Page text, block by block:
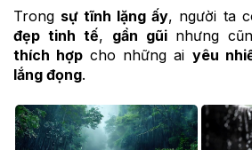
Trong sự tĩnh lặng ấy, người ta
đẹp tinh tế, gần gũinhưng
thích hợp cho những ai yêu
lắng đọng.